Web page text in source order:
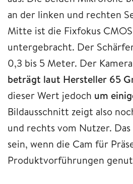
an der linken und rechten
Mitte ist die Fixfokus
untergebracht. Der
0,3 bis 5 Meter. Der
beträgt laut Hersteller 65
dieser Wert jedoch um
Bildausschnitt zeigt also
und rechts vom Nutzer.
sein, wenn die Cam für
Produktvorführungen